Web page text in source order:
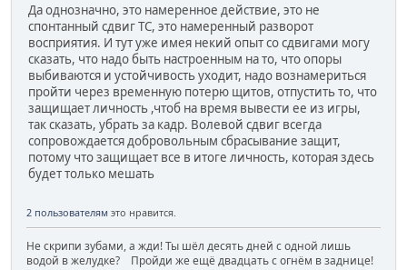
Да однозначно, это намеренное действие, это не
спонтанный сдвиг ТС, это намеренный разворот
восприятия. И тут уже имея некий опыт со сдвигами могу
сказать, что надо быть настроенным на то, что опоры
выбиваются и устойчивость уходит, надо вознамериться
пройти через временную потерю щитов, отпустить то, что
защищает личность ,чтоб на время вывести ее из игры,
так сказать, убрать за кадр. Волевой сдвиг всегда
сопровождается добровольным сбрасывание защит,
потому что защищает все в итоге личность, которая здесь
будет только мешать
2 пользователям это нравится.
Не скрипи зубами, а жди! Ты шёл десять дней с одной лишь
водой в желудке? Пройди же ещё двадцать с огнём в заднице!